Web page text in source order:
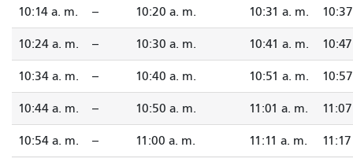
10:14 a. m. -- 10:20 a. m. 10:31 a. m.
10:24 a. m. -- 10:30 a. m. 10:41 a. m.
10:34 a. m. -- 10:40 a. m. 10:51 a. m.
10:44 a. m. -- 10:50 a. m. 11:01 a. m.
10:54 a. m. -- 11:00 a. m. 11:11 a. m.